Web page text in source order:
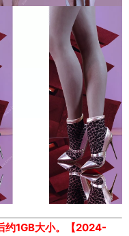
约1GB大小。【2024-